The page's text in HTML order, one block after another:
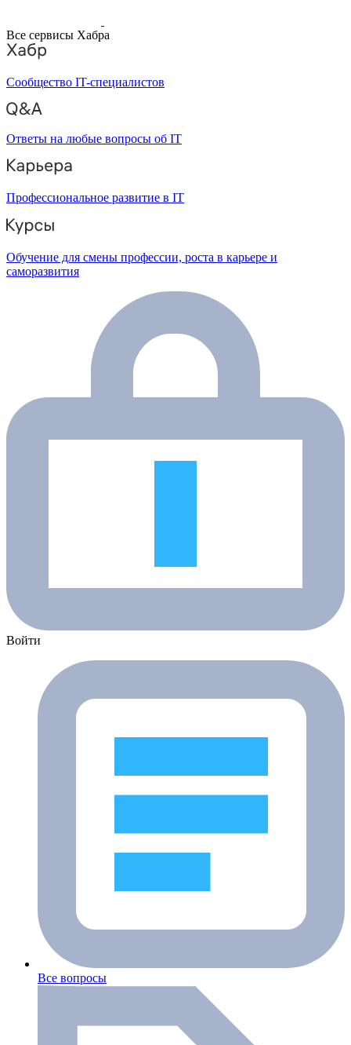
Все сервисы Хабра
Сообщество IT-специалистов
Ответы на любые вопросы об IT
Профессиональное развитие в IT
Обучение для смены профессии, роста в карьере и
саморазвития
Войти
Все вопросы